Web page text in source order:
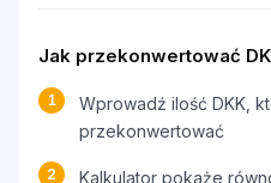
Jak przekonwertować
1
Wprowadź ilość DKK,
przekonwertować
2 Kalkulator pokaże